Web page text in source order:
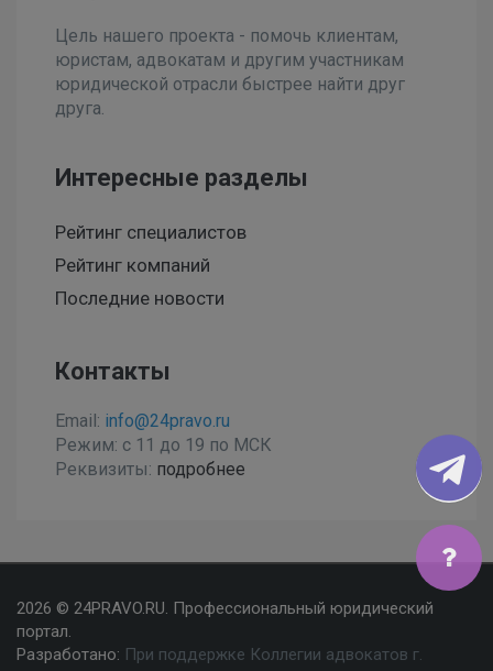
Цель нашего проекта - помочь клиентам,
юристам, адвокатам и другим участникам
юридической отрасли быстрее найти друг
друга.
Интересные разделы
Рейтинг специалистов
Рейтинг компаний
Последние новости
Контакты
Email: info@24pravo.ru
Режим: с 11 до 19 по МСК
Реквизиты: подробнее
2026 © 24PRAVO.RU. Профессиональный юридический
портал.
Разработано: При поддержке Коллегии адвокатов г.
Мы используем файлы cookies, чтобы улучшить сайт
для Вас